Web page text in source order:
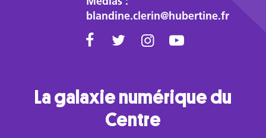
blandine.clerin@hubertine.fr
La galaxie numérique du
Centre